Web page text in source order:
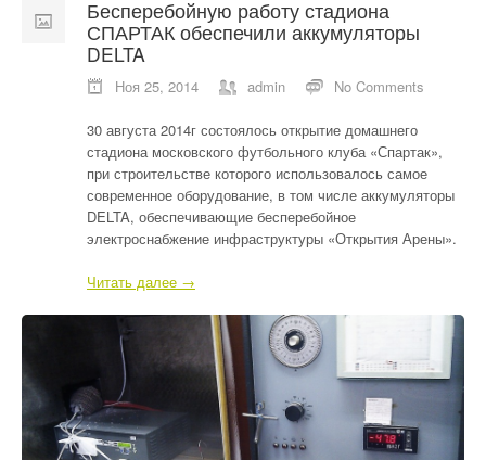
Бесперебойную работу стадиона
СПАРТАК обеспечили аккумуляторы
DELTA
Ноя 25, 2014 admin No Comments
30 августа 2014г состоялось открытие домашнего
стадиона московского футбольного клуба «Спартак»,
при строительстве которого использовалось самое
современное оборудование, в том числе аккумуляторы
DELTA, обеспечивающие бесперебойное
электроснабжение инфраструктуры «Открытия Арены».
Читать далее →